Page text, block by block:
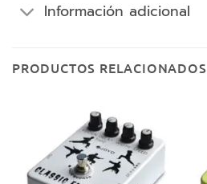
Información adicional
PRODUCTOS RELACIONADOS